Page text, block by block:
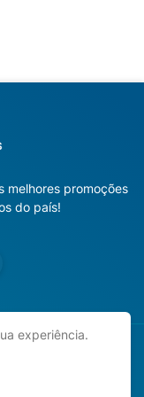
melhores promoções
do país!
experiência.